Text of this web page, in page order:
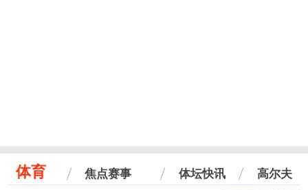
体育 焦点赛事 体坛快讯 高尔夫